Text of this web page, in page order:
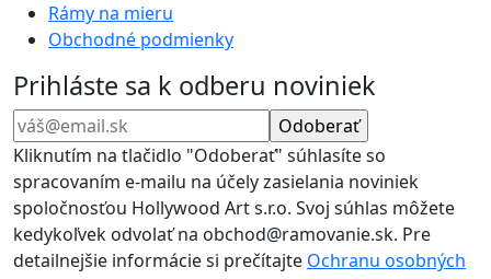
Rámy na mieru
Obchodné podmienky
Prihláste sa k odberu noviniek
Kliknutím na tlačidlo "Odoberať" súhlasíte so
spracovaním e-mailu na účely zasielania noviniek
spoločnosťou Hollywood Art s.r.o. Svoj súhlas môžete
kedykoľvek odvolať na obchod@ramovanie.sk. Pre
detailnejšie informácie si prečítajte Ochranu osobných